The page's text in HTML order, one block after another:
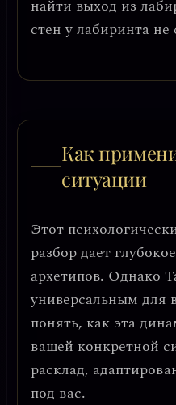
найти выход из
стен у лабиринта не
Как
ситуации
Этот
разбор дает
архетипов. Однако
универсальным для
понять, как эта
вашей конкретной
расклад,
под вас.